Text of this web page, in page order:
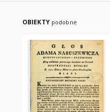
OBIEKTY podobne